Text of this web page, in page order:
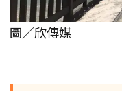
圖／欣傳媒